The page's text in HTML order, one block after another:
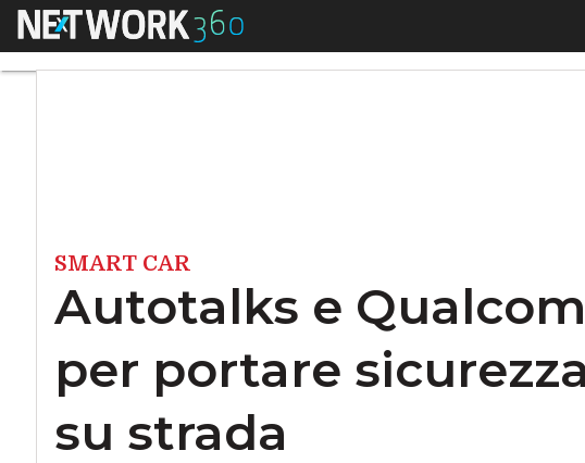
Menu Autotalks e Qualcomm
SMART CAR
Autotalks e
per portare
su strada